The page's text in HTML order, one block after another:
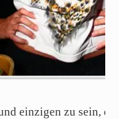
einzigen zu sein,